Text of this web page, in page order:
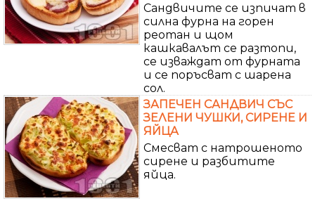
Сандвичите се изпичат в
силна фурна на горен
реотан и щом
кашкавалът се разтопи,
се изваждат от фурната
и се поръсват с шарена
сол.
ЗАПЕЧЕН САНДВИЧ СЪС
ЗЕЛЕНИ ЧУШКИ, СИРЕНЕ И
ЯЙЦА
Смесват с натрошеното
сирене и разбитите
яйца.